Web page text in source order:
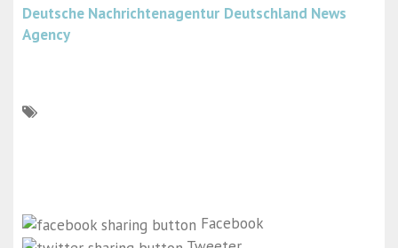
Deutsche Nachrichtenagentur Deutschland News
Agency
Facebook